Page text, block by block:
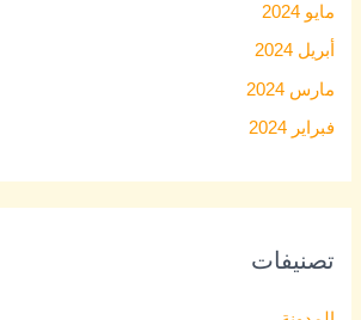
مايو 2024
أبريل 2024
مارس 2024
فبراير 2024
تصنيفات